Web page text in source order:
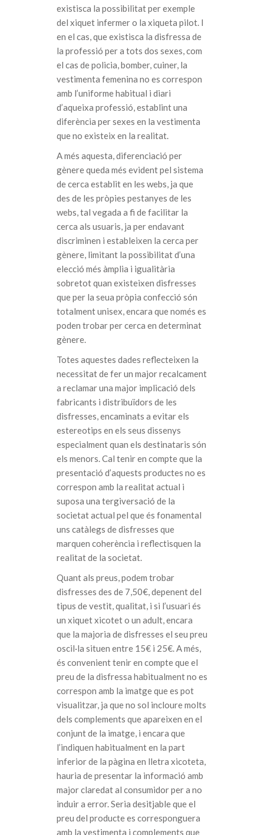
existisca la possibilitat per exemple
del xiquet infermer o la xiqueta pilot. I
en el cas, que existisca la disfressa de
la professió per a tots dos sexes, com
el cas de policia, bomber, cuiner, la
vestimenta femenina no es correspon
amb l’uniforme habitual i diari
d’aqueixa professió, establint una
diferència per sexes en la vestimenta
que no existeix en la realitat.
A més aquesta, diferenciació per
gènere queda més evident pel sistema
de cerca establit en les webs, ja que
des de les pròpies pestanyes de les
webs, tal vegada a fi de facilitar la
cerca als usuaris, ja per endavant
discriminen i estableixen la cerca per
gènere, limitant la possibilitat d’una
elecció més àmplia i igualitària
sobretot quan existeixen disfresses
que per la seua pròpia confecció són
totalment unisex, encara que només es
poden trobar per cerca en determinat
gènere.
Totes aquestes dades reflecteixen la
necessitat de fer un major recalcament
a reclamar una major implicació dels
fabricants i distribuïdors de les
disfresses, encaminats a evitar els
estereotips en els seus dissenys
especialment quan els destinataris són
els menors. Cal tenir en compte que la
presentació d’aquests productes no es
correspon amb la realitat actual i
suposa una tergiversació de la
societat actual pel que és fonamental
uns catàlegs de disfresses que
marquen coherència i reflectisquen la
realitat de la societat.
Quant als preus, podem trobar
disfresses des de 7,50€, depenent del
tipus de vestit, qualitat, i si l’usuari és
un xiquet xicotet o un adult, encara
que la majoria de disfresses el seu preu
oscil·la situen entre 15€ i 25€. A més,
és convenient tenir en compte que el
preu de la disfressa habitualment no es
correspon amb la imatge que es pot
visualitzar, ja que no sol incloure molts
dels complements que apareixen en el
conjunt de la imatge, i encara que
l’indiquen habitualment en la part
inferior de la pàgina en lletra xicoteta,
hauria de presentar la informació amb
major claredat al consumidor per a no
induir a error. Seria desitjable que el
preu del producte es corresponguera
amb la vestimenta i complements que